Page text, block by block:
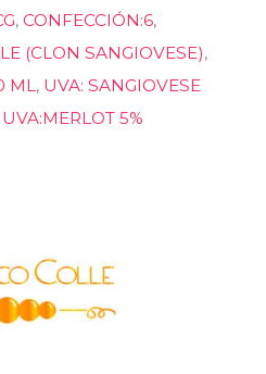
, CONFECCIÓN:6,
(CLON SANGIOVESE),
ML, UVA: SANGIOVESE
UVA:MERLOT 5%